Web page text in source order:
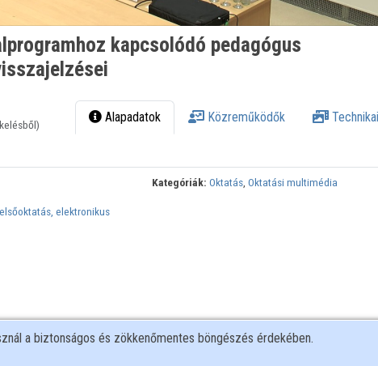
kapcsolódó pedagógus
Alapadatok Közreműködők
Kategóriák: Oktatás,Oktatási multimédia
elektronikus
a biztonságos és zökkenőmentes böngészés érdekében.